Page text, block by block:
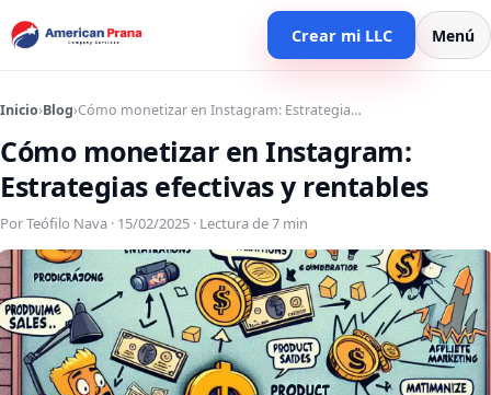
Crear mi LLC Menú
Inicio›Blog›Cómo monetizar en Instagram: Estrategia…
Cómo monetizar en Instagram:
Estrategias efectivas y rentables
Por Teófilo Nava · 15/02/2025 · Lectura de 7 min